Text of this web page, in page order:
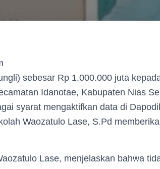
sebesar Rp 1.000.000 juta
Idanotae, Kabupaten Nias
syarat mengaktifkan data di
Waozatulo Lase, S.Pd
Lase, menjelaskan bahwa